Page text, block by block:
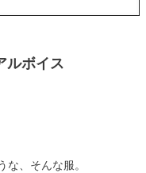
ルボイス
な、そんな服。